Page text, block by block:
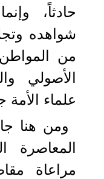
حادثاً،
شواهده
من
الأصولي
علماء الأمة
ومن هنا
المعاصرة
مراعاة